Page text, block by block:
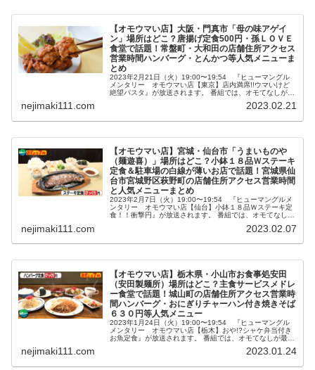
【オモウマい店】大阪・門真市「母の味アゲイ
ン」場所はどこ？唐揚げ定食500円・孫ＬＯＶＥ
食堂で話題！常盤町・大和田の店舗住所アクセス
営業時間ハンバーグ・とんかつ等人気メニューま
とめ
2023年2月21日（火）19:00〜19:54 『ヒューマングル
メンタリー オモウマい店【東京】店内満席!!ウマいけど
絶望パスタ』が放送されます。 番組では、オモてなしが最
nejimaki111.com 2023.02.21
【オモウマい店】宮城・仙台市「うまいものや
（麺遊喜）」場所はどこ？小鉢１８品Ｗステーキ
定食＆駐車場の白線が薄いお店で話題！宮城県仙
台市宮城野区萩野町の店舗住所アクセス営業時間
と人気メニューまとめ
2023年2月7日（火）19:00〜19:54 『ヒューマングルメ
ンタリー オモウマい店【仙台】小鉢１８品Ｗステーキ定
食！！衝撃円』が放送されます。 番組では、オモてなしが
nejimaki111.com 2023.02.07
【オモウマい店】栃木県・小山市お食事処安田
（安田製麺所）場所はどこ？主食サービスメドレ
ー食堂で話題！城山町の店舗住所アクセス営業時
間ハンバーグ・おにぎりチャーハン付き焼きそば
６３０円等人気メニュー
2023年1月24日（火）19:00〜19:54 『ヒューマングル
メンタリー オモウマい店【栃木】おや!?シャケ弁当付き
お魚定食』が放送されます。 番組では、オモてなしが最高
nejimaki111.com 2023.01.24